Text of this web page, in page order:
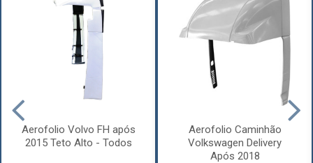
Aerofolio Volvo FH após
2015 Teto Alto - Todos
Aerofolio Caminhão
Volkswagen Delivery
Após 2018